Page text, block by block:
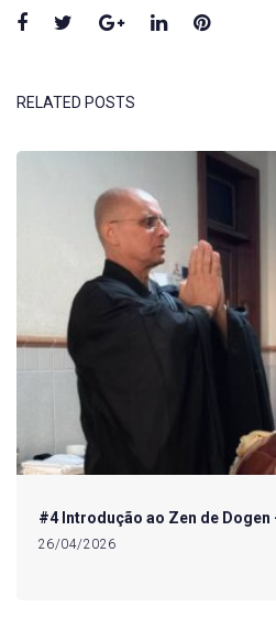
Facebook
TwitterGoogle+LinkedInPinterest
RELATED POSTS
#4 Introdução ao Zen de
26/04/2026